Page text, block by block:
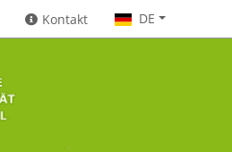
Kontakt DE